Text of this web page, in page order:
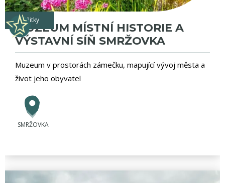
zážitky
MUZEUM MÍSTNÍ HISTORIE A
VÝSTAVNÍ SÍŇ SMRŽOVKA
Muzeum v prostorách zámečku, mapující vývoj města a
život jeho obyvatel
SMRŽOVKA